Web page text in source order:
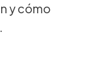
y cómo